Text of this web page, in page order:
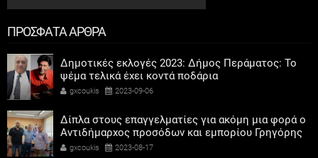
ΠΡΟΣΦΑΤΑ ΑΡΘΡΑ
Δημοτικές εκλογές 2023: Δήμος Περάματος: Το
ψέμα τελικά έχει κοντά ποδάρια
gxcoukis 2023-09-06
Δίπλα στους επαγγελματίες για ακόμη μια φορά ο
Αντιδήμαρχος προσόδων και εμπορίου Γρηγόρης
Καψοκόλης
gxcoukis 2023-08-17